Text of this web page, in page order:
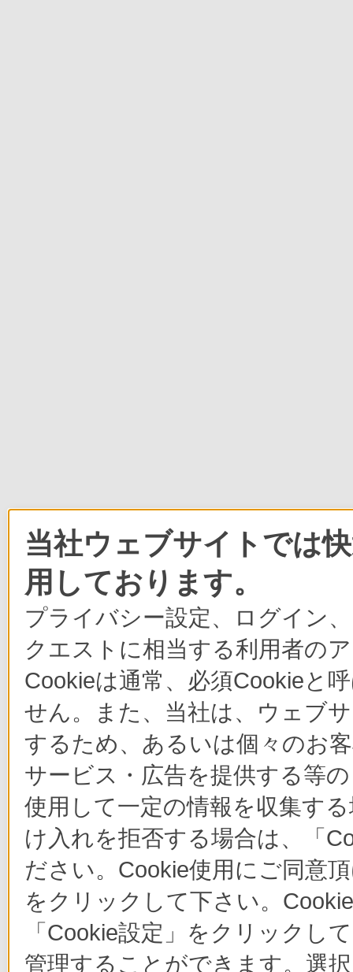
当社ウェブサイトでは
用しております。
プライバシー設定、ログイン
クエストに相当する利用者の
Cookieは通常、必須Cookieと
せん。また、当社は、ウェブ
するため、あるいは個々のお
サービス・広告を提供する等
使用して一定の情報を収集す
け入れを拒否する場合は、「
ださい。Cookie使用にご同意
をクリックして下さい。
「Cookie設定」をクリックし
管理することができます。選